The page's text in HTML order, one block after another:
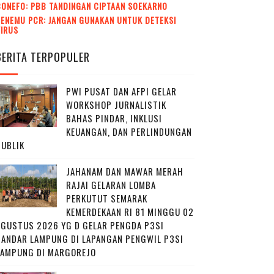
PBB TANDINGAN CIPTAAN SOEKARNO
PCR: JANGAN GUNAKAN UNTUK DETEKSI
TERPOPULER
PWI PUSAT DAN AFPI GELAR
WORKSHOP JURNALISTIK
BAHAS PINDAR, INKLUSI
KEUANGAN, DAN PERLINDUNGAN
JAHANAM DAN MAWAR MERAH
RAJAI GELARAN LOMBA
PERKUTUT SEMARAK
KEMERDEKAAN RI 81 MINGGU 02
2026 YG D GELAR PENGDA P3SI
LAMPUNG DI LAPANGAN PENGWIL P3SI
DI MARGOREJO